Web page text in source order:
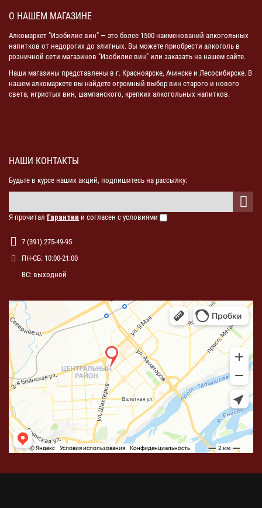
О НАШЕМ МАГАЗИНЕ
Алкомаркет "Изобилие вин" — это более 1500 наименований алкогольных
напитков от недорогих до элитных. Вы можете приобрести алкоголь в
розничной сети магазинов "Изобилие вин" или заказать на нашем сайте.
Наши магазины представлены в г. Красноярске, Ачинске и Лесосибирске. В
нашем алкомаркете вы найдете огромный выбор вин старого и нового
света, игристых вин, шампанского, крепких алкогольных напитков.
НАШИ КОНТАКТЫ
Будьте в курсе наших акций, подпишитесь на рассылку:
Я прочитал Гарантии и согласен с условиями
7 (391) 275-49-95
ПН-СБ: 10:00-21:00
ВС: выходной